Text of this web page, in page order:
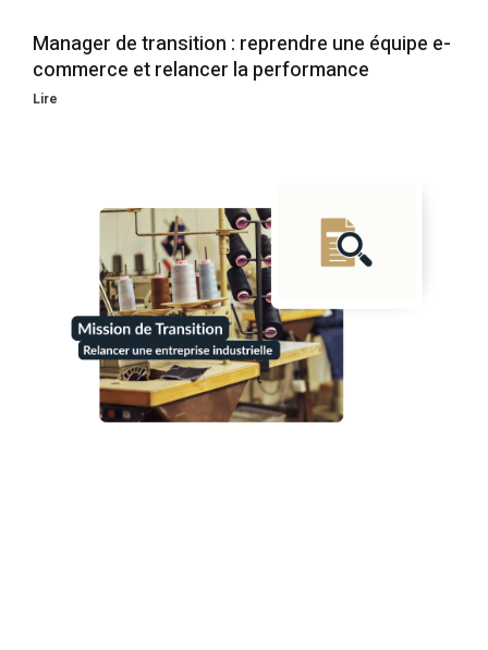
Manager de transition : reprendre une équipe e-
commerce et relancer la performance
Lire